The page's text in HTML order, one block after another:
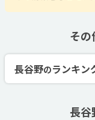
その
長谷野のランキン
長谷